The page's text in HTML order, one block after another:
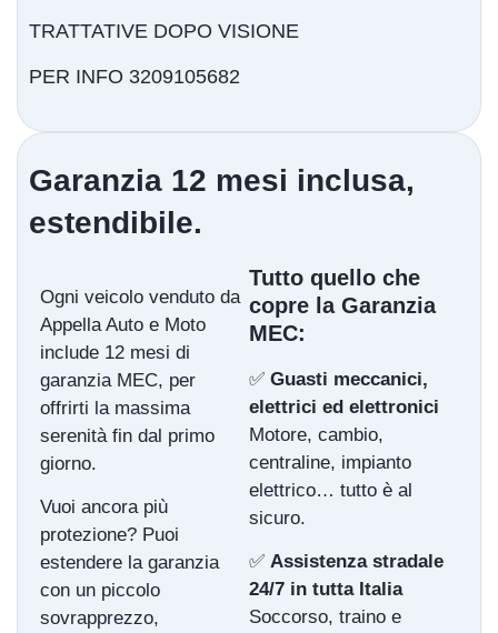
TRATTATIVE DOPO VISIONE
PER INFO 3209105682
Garanzia 12 mesi inclusa,
estendibile.
Ogni veicolo venduto da
Appella Auto e Moto
include 12 mesi di
garanzia MEC, per
offrirti la massima
serenità fin dal primo
giorno.
Vuoi ancora più
protezione? Puoi
estendere la garanzia
con un piccolo
sovrapprezzo,
Tutto quello che
copre la Garanzia
MEC:
✅ Guasti meccanici,
elettrici ed elettronici
Motore, cambio,
centraline, impianto
elettrico… tutto è al
sicuro.
✅ Assistenza stradale
24/7 in tutta Italia
Soccorso, traino e